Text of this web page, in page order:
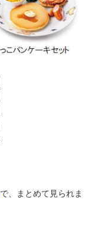
で、まとめて見られま